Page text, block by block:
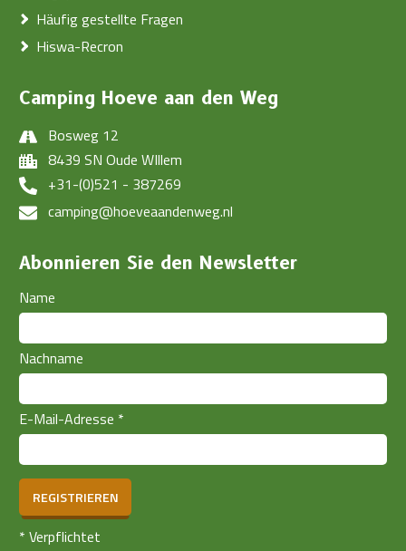
Häufig gestellte Fragen
Hiswa-Recron
Camping Hoeve aan den Weg
Bosweg 12
8439 SN Oude WIllem
+31-(0)521 - 387269
camping@hoeveaandenweg.nl
Abonnieren Sie den Newsletter
Name
Nachname
E-Mail-Adresse *
REGISTRIEREN
* Verpflichtet